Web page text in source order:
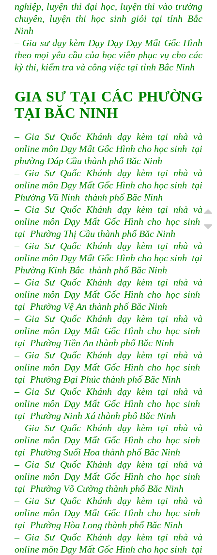
nghiệp, luyện thi đại học, luyện thi vào trường
chuyên, luyện thi học sinh giỏi tại tỉnh Bắc
Ninh
– Gia sư dạy kèm Dạy Dạy Dạy Mất Gốc Hình
theo mọi yêu cầu của học viên phục vụ cho các
kỳ thi, kiểm tra và công việc tại tỉnh Bắc Ninh
GIA SƯ TẠI CÁC PHƯỜNG
TẠI BĂC NINH
– Gia Sư Quốc Khánh dạy kèm tại nhà và
online môn Dạy Mất Gốc Hình cho học sinh tại
phường Đáp Cầu thành phố Băc Ninh
– Gia Sư Quốc Khánh dạy kèm tại nhà và
online môn Dạy Mất Gốc Hình cho học sinh tại
Phường Vũ Ninh thành phố Băc Ninh
– Gia Sư Quốc Khánh dạy kèm tại nhà và
online môn Dạy Mất Gốc Hình cho học sinh
tại Phường Thị Cầu thành phố Băc Ninh
– Gia Sư Quốc Khánh dạy kèm tại nhà và
online môn Dạy Mất Gốc Hình cho học sinh tại
Phường Kinh Bắc thành phố Băc Ninh
– Gia Sư Quốc Khánh dạy kèm tại nhà và
online môn Dạy Mất Gốc Hình cho học sinh
tại Phường Vệ An thành phố Băc Ninh
– Gia Sư Quốc Khánh dạy kèm tại nhà và
online môn Dạy Mất Gốc Hình cho học sinh
tại Phường Tiền An thành phố Băc Ninh
– Gia Sư Quốc Khánh dạy kèm tại nhà và
online môn Dạy Mất Gốc Hình cho học sinh
tại Phường Đại Phúc thành phố Băc Ninh
– Gia Sư Quốc Khánh dạy kèm tại nhà và
online môn Dạy Mất Gốc Hình cho học sinh
tại Phường Ninh Xá thành phố Băc Ninh
– Gia Sư Quốc Khánh dạy kèm tại nhà và
online môn Dạy Mất Gốc Hình cho học sinh
tại Phường Suối Hoa thành phố Băc Ninh
– Gia Sư Quốc Khánh dạy kèm tại nhà và
online môn Dạy Mất Gốc Hình cho học sinh
tại Phường Võ Cường thành phố Băc Ninh
– Gia Sư Quốc Khánh dạy kèm tại nhà và
online môn Dạy Mất Gốc Hình cho học sinh
tại Phường Hòa Long thành phố Băc Ninh
– Gia Sư Quốc Khánh dạy kèm tại nhà và
online môn Dạy Mất Gốc Hình cho học sinh tại